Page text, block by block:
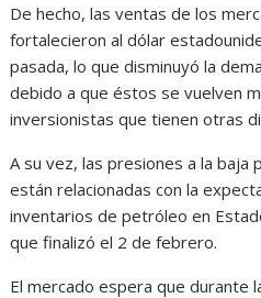
De hecho, las ventas de los
fortalecieron al dólar
pasada, lo que disminuyó la
debido a que éstos se vuelven
inversionistas que tienen otras
A su vez, las presiones a la
están relacionadas con la
inventarios de petróleo en
que finalizó el 2 de febrero.
El mercado espera que durante